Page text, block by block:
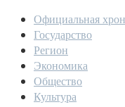
Официальная
Государство
Регион
Экономика
Общество
Культура